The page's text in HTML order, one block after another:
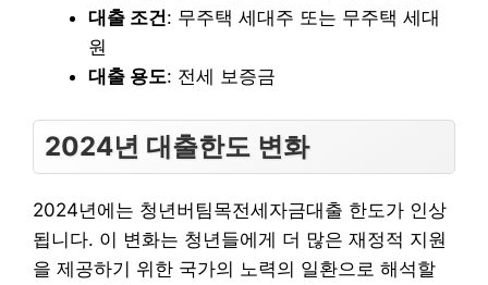
대출 조건: 무주택 세대주 또는 무주택 세대
원
대출 용도: 전세 보증금
2024년 대출한도 변화
2024년에는 청년버팀목전세자금대출 한도가 인상
됩니다. 이 변화는 청년들에게 더 많은 재정적 지원
을 제공하기 위한 국가의 노력의 일환으로 해석할